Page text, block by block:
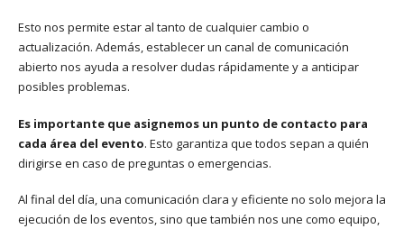
Esto nos permite estar al tanto de cualquier cambio o
actualización. Además, establecer un canal de comunicación
abierto nos ayuda a resolver dudas rápidamente y a anticipar
posibles problemas.
Es importante que asignemos un punto de contacto para
cada área del evento. Esto garantiza que todos sepan a quién
dirigirse en caso de preguntas o emergencias.
Al final del día, una comunicación clara y eficiente no solo mejora la
ejecución de los eventos, sino que también nos une como equipo,